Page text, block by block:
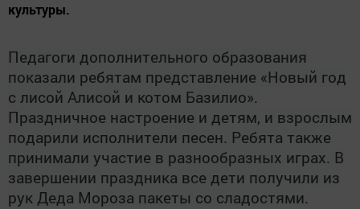
культуры.
Педагоги дополнительного образования
показали ребятам представление «Новый год
с лисой Алисой и котом Базилио».
Праздничное настроение и детям, и взрослым
подарили исполнители песен. Ребята также
принимали участие в разнообразных играх. В
завершении праздника все дети получили из
рук Деда Мороза пакеты со сладостями.